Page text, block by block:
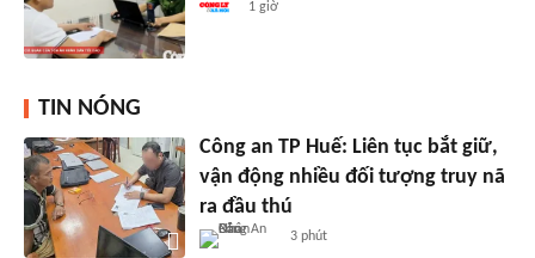
1 giờ
TIN NÓNG
Công an TP Huế: Liên tục bắt giữ,
vận động nhiều đối tượng truy nã
ra đầu thú
3 phút